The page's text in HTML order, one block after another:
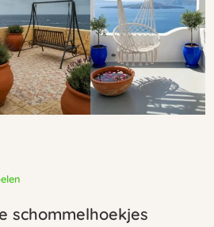
schommelhoekjes